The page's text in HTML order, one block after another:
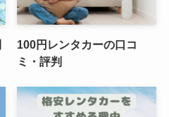
100円レンタカーの口コ
ミ・評判